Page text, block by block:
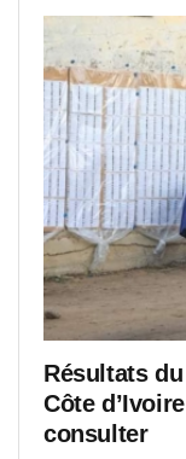
Résultats du
Côte
consulter